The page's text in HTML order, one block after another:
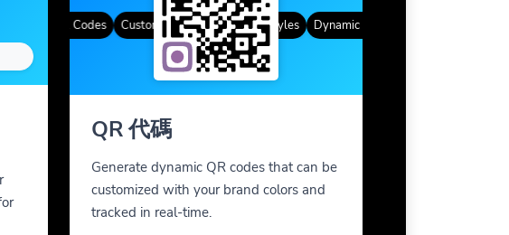
Dynamic QR Codes Custom Frames漸變色 QR Styles Dynamic QR Codes
QR 代碼
Generate dynamic QR codes that can be
customized with your brand colors and
tracked in real-time.